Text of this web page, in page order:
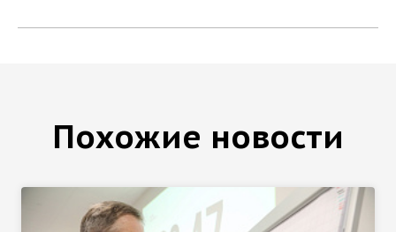
Похожие новости